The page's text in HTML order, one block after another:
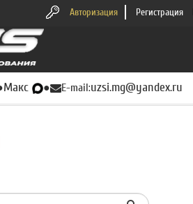
Авторизация Регистрация
Макс ● E-mail:uzsi.mg@yandex.ru